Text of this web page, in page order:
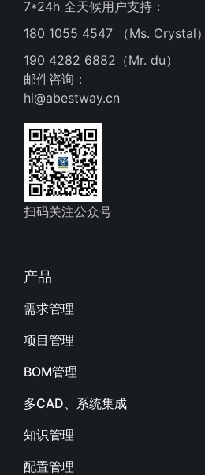
7*24h 全天候用户支持：
180 1055 4547 （Ms. Crystal）
190 4282 6882（Mr. du）
邮件咨询：
hi@abestway.cn
扫码关注公众号
产品
需求管理
项目管理
BOM管理
多CAD、系统集成
知识管理
配置管理